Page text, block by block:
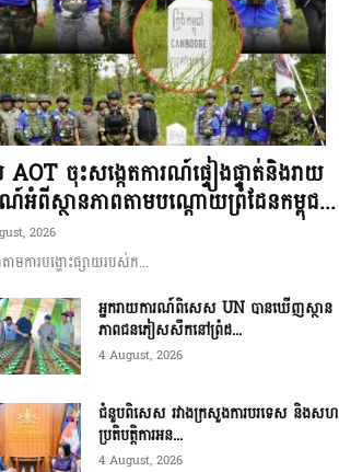
AOT ចុះសង្កេតការណ៍ផ្ទៀងផ្ទាត់និងរាយ
អំពីស្ថានភាពតាមបណ្តោយព្រំដែនកម្ពុជ...
2026
មការបង្ហោះផ្សាយរបស់ក...
អ្នករាយការណ៍ពិសេស UN បានឃើញស្ថាន
ភាពជនភៀសសឹកនៅព្រំដ...
4 August, 2026
ជំនួបពិសេស រវាងក្រសួងការបរទេស និងសហ
ប្រតិបត្តិការអន...
4 August, 2026